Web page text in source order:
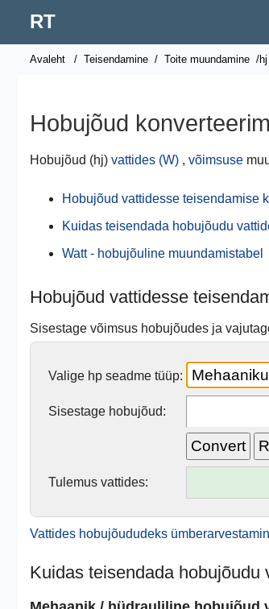
RT
Avaleht / Teisendamine / Toite muundamine /
Hobujõud
Hobujõud (hj) vattides (W) , võimsuse
Hobujõud vattidesse teisendamise
Kuidas teisendada hobujõudu
Watt - hobujõuline muundamistabel
Hobujõud vattidesse
Sisestage võimsus hobujõudes ja
Valige hp seadme tüüp:
Sisestage hobujõud:
Tulemus vattides:
Vattides hobujõududeks
Kuidas teisendada hobujõudu